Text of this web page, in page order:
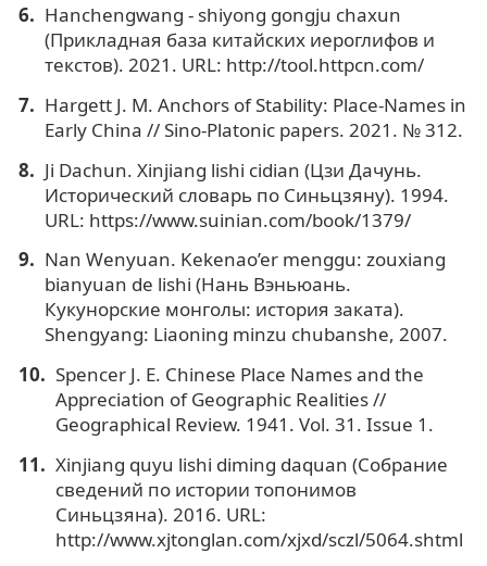
Hanchengwang - shiyong gongju chaxun
(Прикладная база китайских иероглифов и
текстов). 2021. URL: http://tool.httpcn.com/
Hargett J. M. Anchors of Stability: Place-Names in
Early China // Sino-Platonic papers. 2021. № 312.
Ji Dachun. Xinjiang lishi cidian (Цзи Дачунь.
Исторический словарь по Синьцзяну). 1994.
URL: https://www.suinian.com/book/1379/
Nan Wenyuan. Kekenao’er menggu: zouxiang
bianyuan de lishi (Нань Вэньюань.
Кукунорские монголы: история заката).
Shengyang: Liaoning minzu chubanshe, 2007.
Spencer J. E. Chinese Place Names and the
Appreciation of Geographic Realities //
Geographical Review. 1941. Vol. 31. Issue 1.
Xinjiang quyu lishi diming daquan (Собрание
сведений по истории топонимов
Синьцзяна). 2016. URL:
http://www.xjtonglan.com/xjxd/sczl/5064.shtml